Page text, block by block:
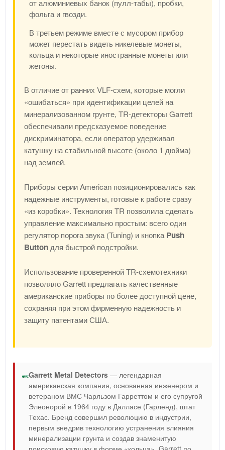
от алюминиевых банок (пулл-табы), пробки,
фольга и гвозди.
В третьем режиме вместе с мусором прибор
может перестать видеть никелевые монеты,
кольца и некоторые иностранные монеты или
жетоны.
В отличие от ранних VLF-схем, которые могли
«ошибаться» при идентификации целей на
минерализованном грунте, TR-детекторы Garrett
обеспечивали предсказуемое поведение
дискриминатора, если оператор удерживал
катушку на стабильной высоте (около 1 дюйма)
над землей.
Приборы серии American позиционировались как
надежные инструменты, готовые к работе сразу
«из коробки». Технология TR позволила сделать
управление максимально простым: всего один
регулятор порога звука (Tuning) и кнопка Push
Button для быстрой подстройки.
Использование проверенной TR-схемотехники
позволяло Garrett предлагать качественные
американские приборы по более доступной цене,
сохраняя при этом фирменную надежность и
защиту патентами США.
Garrett Metal Detectors — легендарная
американская компания, основанная инженером и
ветераном ВМС Чарльзом Гарреттом и его супругой
Элеонорой в 1964 году в Далласе (Гарленд), штат
Техас. Бренд совершил революцию в индустрии,
первым внедрив технологию устранения влияния
минерализации грунта и создав знаменитую